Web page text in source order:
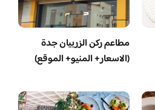
مطاعم ركن الزربيان جدة
(الاسعار+ المنيو+ الموقع)